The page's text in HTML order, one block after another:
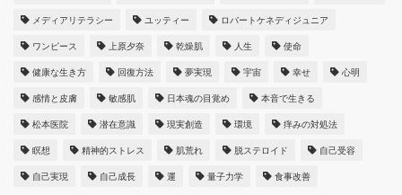
メディアリテラシー ユッティー ロバートケネディジュニア
ワンピース 上原夕奈 乾燥肌 人生 使命
健康な生き方 回復方法 夢実現 宇宙 幸せ 心明
感情と皮膚 敏感肌 日本魂の目覚め 本音で生きる
松本医院 潜在意識 現実創造 環境 痒みの対処法
瞑想 精神的ストレス 肌荒れ 脱ステロイド 自己受容
自己実現 自己成長 運 量子力学 食事改善